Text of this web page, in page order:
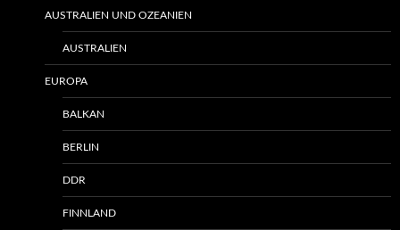
AUSTRALIEN UND OZEANIEN
AUSTRALIEN
EUROPA
BALKAN
BERLIN
DDR
FINNLAND